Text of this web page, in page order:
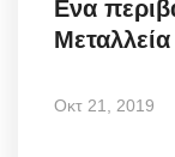
Ενα
Οκτ 21, 2019